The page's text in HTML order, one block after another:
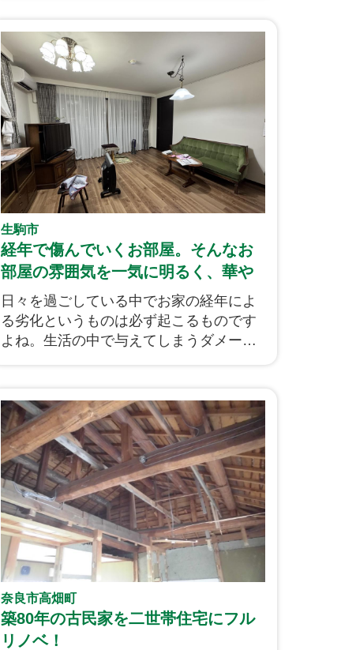
止としました。壁紙も新たに貼り替え、
床は水濡れにとても強いフローリングの
カバー工法で仕上げました！
生駒市
経年で傷んでいくお部屋。そんなお
部屋の雰囲気を一気に明るく、華や
かなイメージのお部屋にリフォー
ム！そんなマンション内装改修工事
をご覧ください！
日々を過ごしている中でお家の経年によ
る劣化というものは必ず起こるものです
よね。生活の中で与えてしまうダメージ
ます。今回紹介させて頂きます施工事
例、S様邸ではそんな経年劣化したお部
屋を綺麗にしたいと弊社にご相談頂き、
ほぼ全室の内装の改修工事をさせて頂き
ました。施工前の状況からどう変わるの
か、ぜひご覧ください。
奈良市高畑町
築80年の古民家を二世帯住宅にフル
リノベ！